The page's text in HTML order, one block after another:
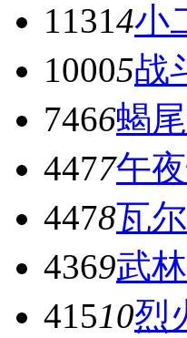
11314小
10005战
7466蝎
4477午
4478瓦
4369武
41510烈